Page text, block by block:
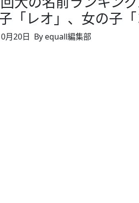
「レオ」、女の子
月20日 By equall編集部